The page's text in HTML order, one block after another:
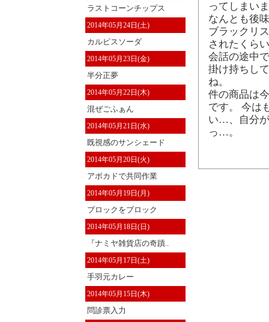
ラストコーンチップス
2014年05月24日(土)
カルピスソーダ
2014年05月23日(金)
半分正夢
2014年05月22日(木)
混ぜごふぁん
2014年05月21日(水)
既視感のサンシェード
2014年05月20日(火)
アボカドで共同作業
2014年05月19日(月)
ブロックをブロック
2014年05月18日(日)
『ナミヤ雑貨店の奇蹟..
2014年05月17日(土)
手羽元カレー
2014年05月15日(木)
問診票入力
ってしまい
なんとも後
ブラックリ
されたくら
会話の途中
掛け持ちし
ね。
件の商品は
です。 今は
い…、自分
っ…。